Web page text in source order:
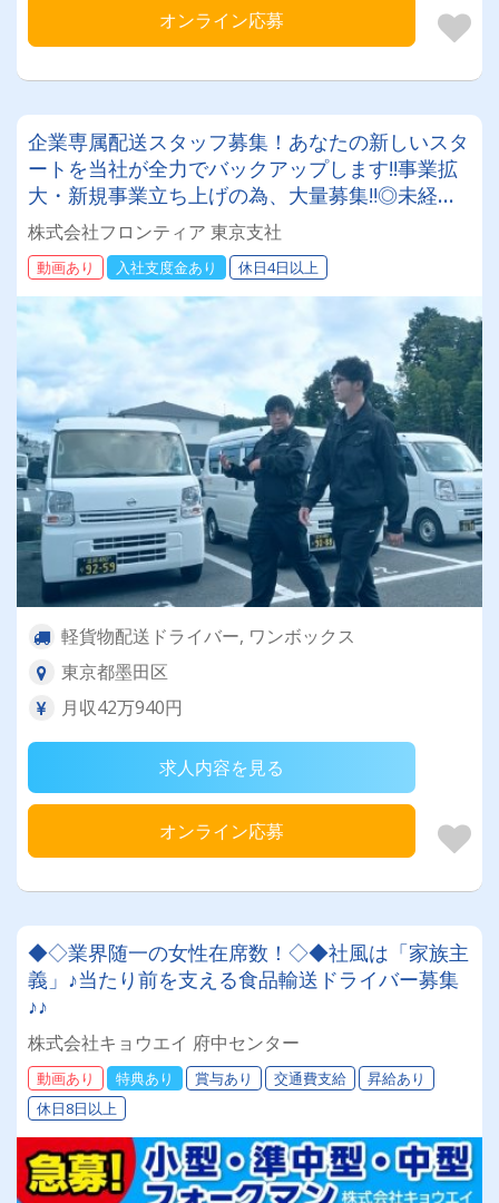
オンライン応募
企業専属配送スタッフ募集！あなたの新しいスタ
ートを当社が全力でバックアップします!!事業拡
大・新規事業立ち上げの為、大量募集‼◎未経験
歓迎◎
株式会社フロンティア 東京支社
動画あり 入社支度金あり 休日4日以上
軽貨物配送ドライバー, ワンボックス
東京都墨田区
月収42万940円
求人内容を見る
オンライン応募
◆◇業界随一の女性在席数！◇◆社風は「家族主
義」♪当たり前を支える食品輸送ドライバー募集
♪♪
株式会社キョウエイ 府中センター
動画あり 特典あり 賞与あり 交通費支給
昇給あり
休日8日以上